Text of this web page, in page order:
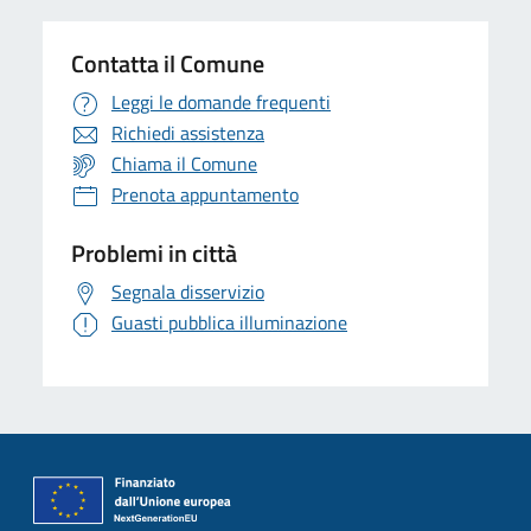
Contatta il Comune
Leggi le domande frequenti
Richiedi assistenza
Chiama il Comune
Prenota appuntamento
Problemi in città
Segnala disservizio
Guasti pubblica illuminazione